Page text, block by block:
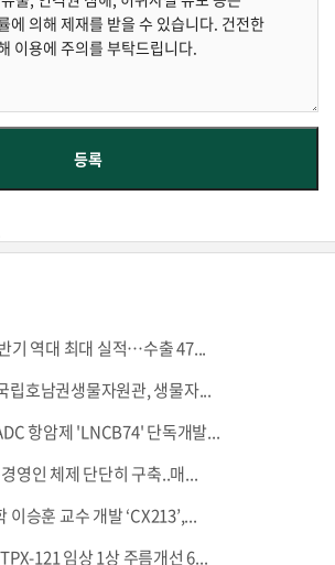
기 역대 최대 실적…수출 47...
립호남권생물자원관, 생물자...
항암제 'LNCB74' 단독개발...
영인 체제 단단히 구축..매...
이승훈 교수 개발 ‘CX213’,...
121 임상 1상 주름개선 6...